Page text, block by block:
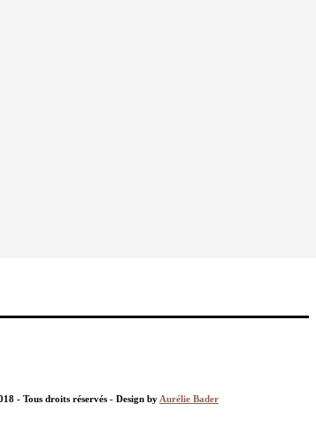
- Tous droits réservés - Design by Aurélie Bader